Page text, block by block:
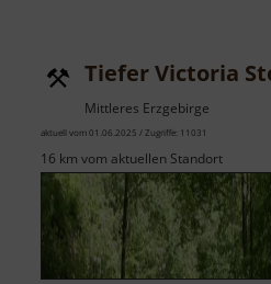
Tiefer Victoria
Mittleres Erzgebirge
aktuell vom 01.06.2025 / Zugriffe: 11031
16 km vom aktuellen Standort